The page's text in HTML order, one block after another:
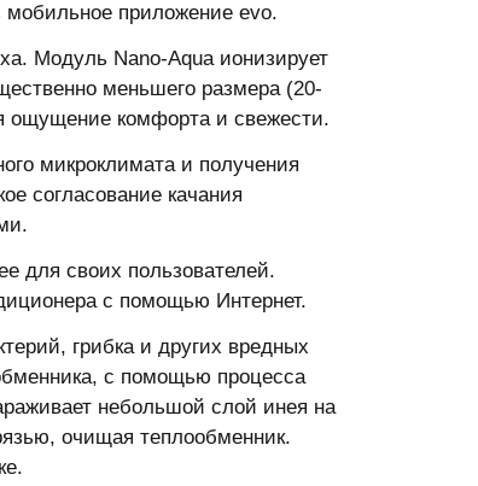
мобильное приложение evo.
Модуль Nano-Aqua ионизирует
меньшего размера (20-
ощущение комфорта и свежести.
микроклимата и получения
согласование качания
для своих пользователей.
с помощью Интернет.
грибка и других вредных
с помощью процесса
небольшой слой инея на
очищая теплообменник.